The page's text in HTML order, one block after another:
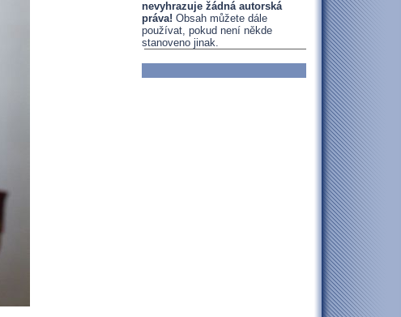
nevyhrazuje žádná autorská
práva! Obsah můžete dále
používat, pokud není někde
stanoveno jinak.